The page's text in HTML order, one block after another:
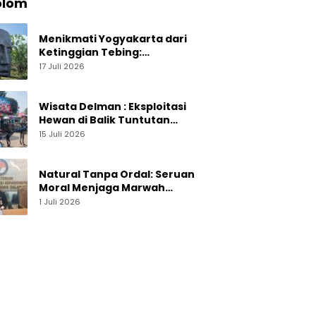
Menikmati Yogyakarta dari
Ketinggian Tebing:
Menelusuri Pesona On The
17 Juli 2026
Wisata Delman : Eksploitasi
Hewan di Balik Tuntutan
Perut Kusir
15 Juli 2026
Natural Tanpa Ordal: Seruan
Moral Menjaga Marwah
Perguruan Tinggi
1 Juli 2026